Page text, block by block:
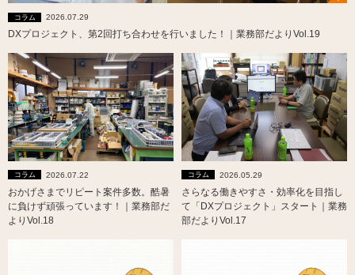
コラム 2026.07.29
DXプロジェクト、第2回打ち合わせを行いました！｜業務部だよりVol.19
コラム 2026.07.22
おかげさまでリピート案件多数。酷暑
に負けず頑張っています！｜業務部だ
よりVol.18
コラム 2026.05.29
さらなる働きやすさ・効率化を目指し
て「DXプロジェクト」スタート｜業務
部だよりVol.17